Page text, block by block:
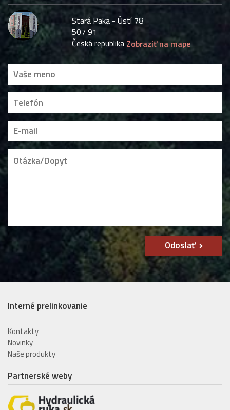
Stará Paka - Ústí 78
507 91
Česká republika Zobraziť na mape
Odoslať
Interné prelinkovanie
Kontakty
Novinky
Naše produkty
Partnerské weby